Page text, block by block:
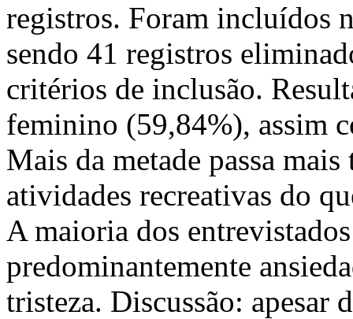
registros. Foram incluídos
sendo 41 registros
critérios de inclusão.
feminino (59,84%), assim
Mais da metade passa
atividades recreativas do
A maioria dos
predominantemente
tristeza. Discussão: